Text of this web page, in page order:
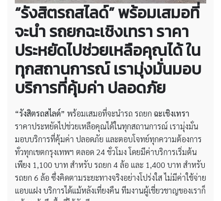
“รังสิตรถสไลด์” พร้อมเสมอที่
จะนำรถยกฉะเชิงเทราราคา
ประหยัดไปช่วยเหลือคุณได้ ใน
ทุกสถานการณ์ เรามุ่งมั่นมอบ
บริการที่คุ้มค่า ปลอดภัย
“รังสิตรถสไลด์” พร้อมเสมอที่จะนำรถ รถยก ฉะเชิงเทรา
ราคาประหยัดไปช่วยเหลือคุณได้ในทุกสถานการณ์ เรามุ่งมั่น
มอบบริการที่คุ้มค่า ปลอดภัย และตอบโจทย์ทุกความต้องการ
ทั่วทุกเขตกรุงเทพฯ ตลอด 24 ชั่วโมง โดยมีค่าบริการเริ่มต้น
เพียง 1,100 บาท สำหรับ รถยก 4 ล้อ และ 1,400 บาท สำหรับ
รถยก 6 ล้อ ซึ่งคิดตามระยะทางจริงอย่างโปร่งใส ไม่มีค่าใช้จ่าย
แอบแฝง บริการได้แม้หลังเที่ยงคืน ทีมงานผู้เชี่ยวชาญของเราก็